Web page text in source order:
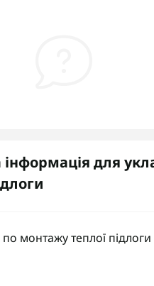
для
монтажу теплої підлоги